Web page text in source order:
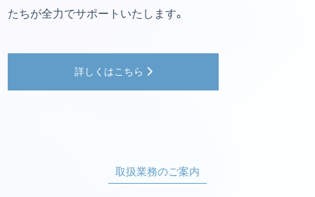
たちが全力でサポートいたします。
詳しくはこちら
取扱業務のご案内